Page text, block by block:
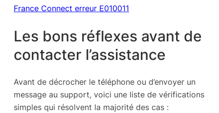
France Connect erreur E010011
Les bons réflexes avant de
contacter l’assistance
Avant de décrocher le téléphone ou d’envoyer un
message au support, voici une liste de vérifications
simples qui résolvent la majorité des cas :